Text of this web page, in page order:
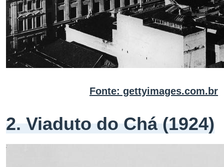
Fonte: gettyimages.com.br
2. Viaduto do Chá (1924)